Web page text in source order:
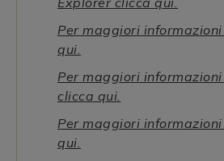
Per maggiori
qui.
Per maggiori
clicca qui.
Per maggiori
qui.